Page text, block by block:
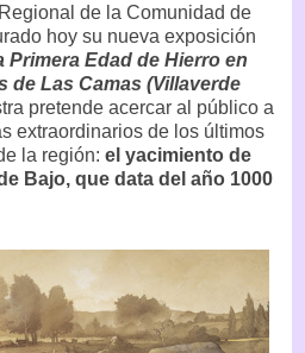
de la Comunidad de
hoy su nueva exposición
Primera Edad de Hierro en
de Las Camas (Villaverde
pretende acercar al público a
extraordinarios de los últimos
la región: el yacimiento de
Bajo, que data del año 1000